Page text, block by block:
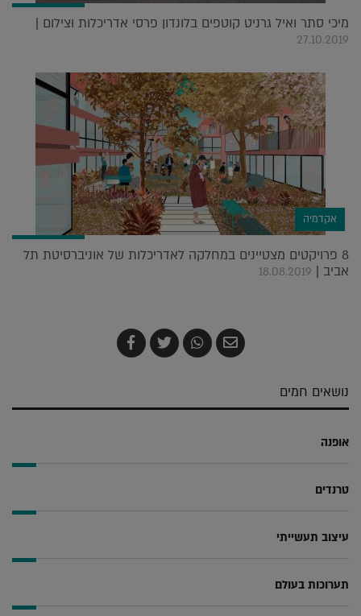
מיכי סתר ואיל גרניט קוטפים בלונדון פרסי אדריכלות וצילום |
27.10.2019
אקדמיה
8 פרויקטים מצטיינים במחלקה לאדריכלות של אוניברסיטת תל
אביב | 18.08.2019
שלח
בדואר
שתף
ב-
צייץ
ב-
שתף
ב-
נושאים חמים
אופנה
טרנדים
עיצוב תעשייתי
תערוכות בעולם